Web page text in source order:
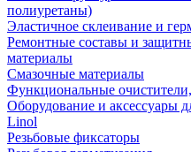
полиуретаны)
Эластичное склеивание и
Ремонтные составы и
материалы
Смазочные материалы
Функциональные
Оборудование и аксессуары
Linol
Резьбовые фиксаторы